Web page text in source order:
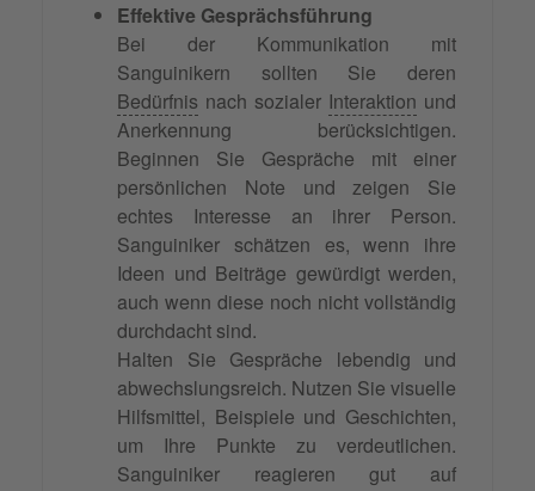
Effektive Gesprächsführung
Bei der Kommunikation mit
Sanguinikern sollten Sie deren
Bedürfnis nach sozialer Interaktion und
Anerkennung berücksichtigen.
Beginnen Sie Gespräche mit einer
persönlichen Note und zeigen Sie
echtes Interesse an ihrer Person.
Sanguiniker schätzen es, wenn ihre
Ideen und Beiträge gewürdigt werden,
auch wenn diese noch nicht vollständig
durchdacht sind.
Halten Sie Gespräche lebendig und
abwechslungsreich. Nutzen Sie visuelle
Hilfsmittel, Beispiele und Geschichten,
um Ihre Punkte zu verdeutlichen.
Sanguiniker reagieren gut auf